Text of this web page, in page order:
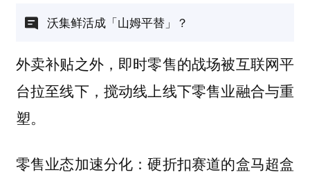
沃集鲜活成「山姆平替」？
外卖补贴之外，即时零售的战场被互联网平
台拉至线下，搅动线上线下零售业融合与重
塑。
零售业态加速分化：硬折扣赛道的盒马超盒